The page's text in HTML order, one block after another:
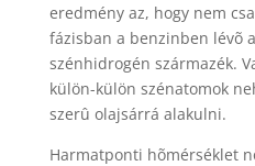
eredmény az, hogy nem
fázisban a benzinben lévõ
szénhidrogén származék.
külön-külön szénatomok
szerû olajsárrá alakulni.
Harmatponti hõmérséklet